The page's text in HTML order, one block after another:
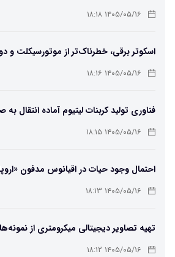
۶۵ درجه ۱۴۰۵/۰۵/۱۶ ۱۸:۱۸
اسکوتر برقی، خطرناک‌تر از موتورسیکلت و
۱۴۰۵/۰۵/۱۶ ۱۸:۱۶
فناوری تولید کربنات لیتیوم آماده انتقال
است۱۴۰۵/۰۵/۱۶ ۱۸:۱۵
احتمال وجود حیات در اقیانوس مدفون
۱۴۰۵/۰۵/۱۶ ۱۸:۱۳
تهیه تصاویر دیجیتالی میکرومتری از
صنعتی۱۴۰۵/۰۵/۱۶ ۱۸:۱۲